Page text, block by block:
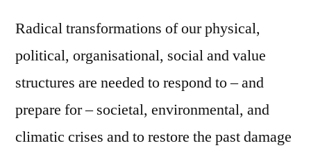
Radical transformations of our physical,
political, organisational, social and value
structures are needed to respond to – and
prepare for – societal, environmental, and
climatic crises and to restore the past damage